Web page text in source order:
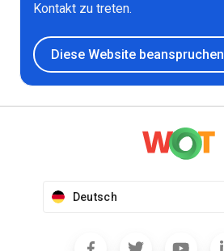
Kontakt zu treten.
Diese Website beanspruchen
Deutsch